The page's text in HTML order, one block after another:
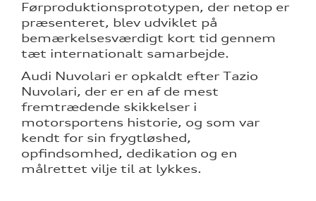
Førproduktionsprototypen, der netop er
præsenteret, blev udviklet på
bemærkelsesværdigt kort tid gennem
tæt internationalt samarbejde.
Audi Nuvolari er opkaldt efter Tazio
Nuvolari, der er en af de mest
fremtrædende skikkelser i
motorsportens historie, og som var
kendt for sin frygtløshed,
opfindsomhed, dedikation og en
målrettet vilje til at lykkes.